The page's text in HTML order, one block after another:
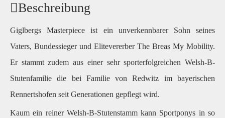
Beschreibung
Giglbergs Masterpiece ist ein unverkennbarer Sohn seines
Vaters, Bundessieger und Elitevererber The Breas My Mobility.
Er stammt zudem aus einer sehr sporterfolgreichen Welsh-B-
Stutenfamilie die bei Familie von Redwitz im bayerischen
Rennertshofen seit Generationen gepflegt wird.
Kaum ein reiner Welsh-B-Stutenstamm kann Sportponys in so